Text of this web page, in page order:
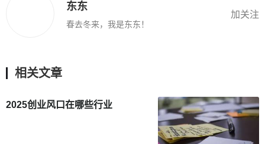
东东
春去冬来，我是东东！
加关注
相关文章
2025创业风口在哪些行业